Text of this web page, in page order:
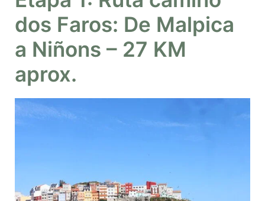
dos Faros: De Malpica
a Niñons – 27 KM
aprox.